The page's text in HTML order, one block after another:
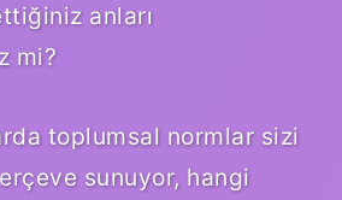
anları
mi?
toplumsal normlar sizi
sunuyor, hangi